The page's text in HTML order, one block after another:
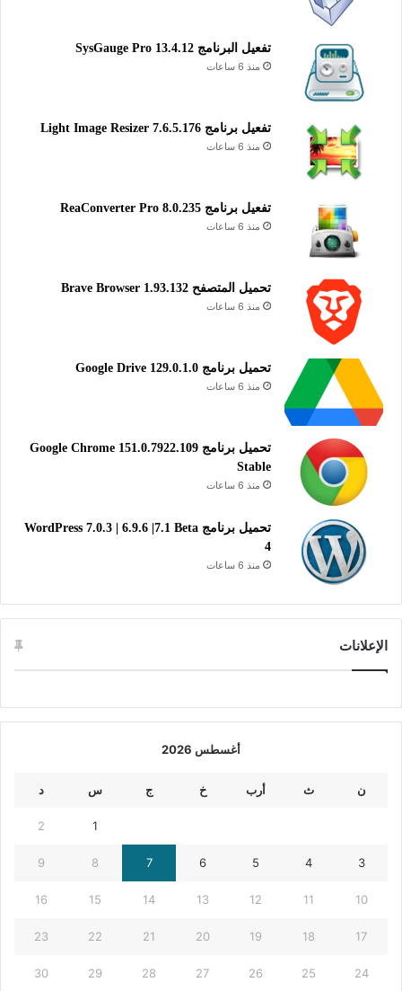
TeamTalk 5 for Android 5 and later (ARMv7A,
الآخرين عبر الإنترنت باستخدام مجموعة متنوعة من أدوات الاتصال،
مثل الدردشة الصوتية والنصية، مكالمات الفيديو، وتبادل الملفات.
كما يدعم مشاركة شاشة سطح المكتب، تسجيل المكالمات، البث
المباشر، وإنشاء قنوات خاصة. يتوفر التطبيق على منصات متعددة
أجهزة مختلفة. يتميز بواجهة أنيقة وبسيطة تسهل التعامل معه حتى
الرسائل والدردشة
تفعيل البرنامج 13.4.12 SysGauge Pro
منذ 6 ساعات
تفعيل برنامج Light Image Resizer 7.6.5.176
منذ 6 ساعات
تفعيل برنامج ReaConverter Pro 8.0.235
منذ 6 ساعات
تحميل المتصفح Brave Browser 1.93.132
منذ 6 ساعات
تحميل برنامج Google Drive 129.0.1.0
منذ 6 ساعات
تحميل برنامج Google Chrome 151.0.7922.109
Stable
منذ 6 ساعات
تحميل برنامج WordPress 7.0.3 | 6.9.6 |7.1 Beta
4
منذ 6 ساعات
الإعلانات
أغسطس 2026
ن ث أرب خ ج س د
1
2
3
4
5
6
7
8
9
10
11
12
13
14
15
16
17
18
19
20
21
22
23
24
25
26
27
28
29
30